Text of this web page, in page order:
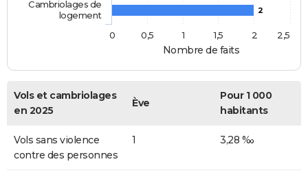
Nombre de faits
2
Cambriolages de
logement
0
0,5 1 1,5 2 2,5
Vols et cambriolages
en 2025
Ève
Pour 1 000
habitants
Vols sans violence
contre des personnes
1 3,28 ‰